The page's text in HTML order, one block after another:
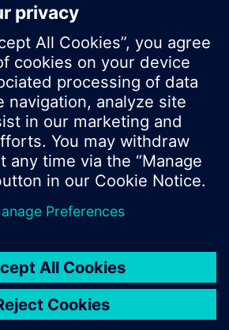
Technologies Division,
priser kan variera mellan